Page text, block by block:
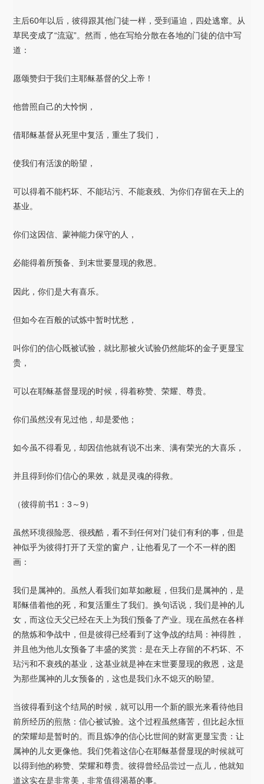
主后60年以后，彼得跟其他门徒一样，受到逼迫，四处逃窜。从
草民变成了“流寇”。然而，他在写给分散在各地的门徒的信中写
道：
愿颂赞归于我们主耶稣基督的父上帝！
他曾照自己的大怜悯，
借耶稣基督从死里中复活，重生了我们，
使我们有活泼的盼望，
可以得着不能朽坏、不能玷污、不能衰残、为你们存留在天上的
基业。
你们这因信、蒙神能力保守的人，
必能得着所预备、到末世要显现的救恩。
因此，你们是大有喜乐。
但如今在百般的试炼中暂时忧愁，
叫你们的信心既被试验，就比那被火试验仍然能坏的金子更显宝
贵，
可以在耶稣基督显现的时候，得着称赞、荣耀、尊贵。
你们虽然没有见过他，却是爱他；
如今虽不得看见，却因信他就有说不出来、满有荣光的大喜乐，
并且得到你们信心的果效，就是灵魂的得救。
（彼得前书1：3～9）
虽然环境很险恶、很残酷，看不到任何对门徒们有利的事，但是
神似乎为彼得打开了天堂的窗户，让他看见了一个不一样的图
画：
我们是属神的。虽然人看我们如草如敝屣，但我们是属神的，是
耶稣借着他的死，和复活重生了我们。换句话说，我们是神的儿
女，而这位天父已经在天上为我们预备了产业。现在虽然在各样
的熬炼和争战中，但是彼得已经看到了这争战的结局：神得胜，
并且他为他儿女预备了丰盛的奖赏：是在天上存留的不朽坏、不
玷污和不衰残的基业，这基业就是神在末世要显现的救恩，这是
为那些属神的儿女预备的，这也是我们永不熄灭的盼望。
当彼得看到这个结局的时候，就可以用一个新的眼光来看待他目
前所经历的煎熬：信心被试验。这个过程虽然痛苦，但比起永恒
的荣耀却是暂时的。而且炼净的信心比世间的财富更显宝贵：让
属神的儿女更像他。我们凭着这信心在耶稣基督显现的时候就可
以得到他的称赞、荣耀和尊贵。彼得曾经品尝过一点儿，他就知
道这实在是非常美，非常值得渴慕的事。